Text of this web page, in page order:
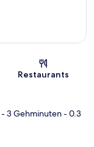
Restaurants
- 3 Gehminuten- 0.3